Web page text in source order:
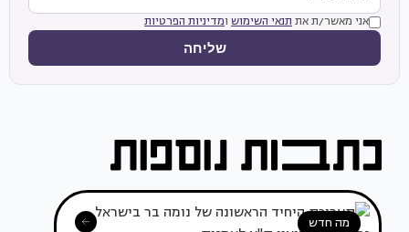
אני מאשר/ת את תנאי השימוש ומדיניות הפרטיות
שליחה
מה חדש